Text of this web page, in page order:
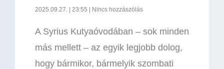
2025.09.27. 23:55 Nincs hozzászólás
A Syrius Kutyaóvodában – sok minden
más mellett – az egyik legjobb dolog,
hogy bármikor, bármelyik szombati